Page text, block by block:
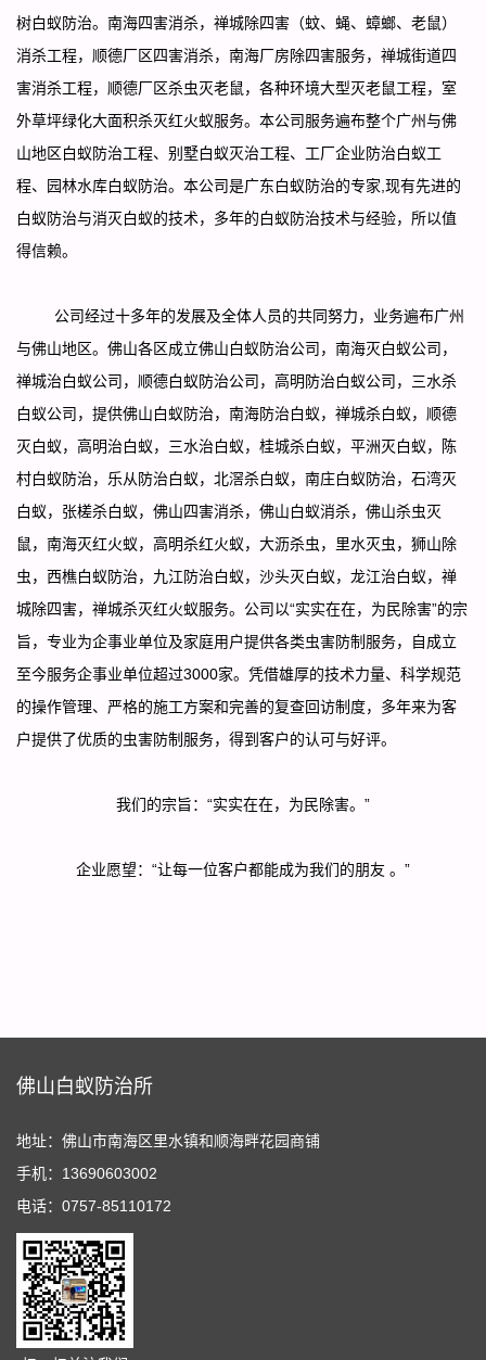
树白蚁防治。南海四害消杀，禅城除四害（蚊、蝇、蟑螂、老鼠）
消杀工程，顺德厂区四害消杀，南海厂房除四害服务，禅城街道四
害消杀工程，顺德厂区杀虫灭老鼠，各种环境大型灭老鼠工程，室
外草坪绿化大面积杀灭红火蚁服务。本公司服务遍布整个广州与佛
山地区白蚁防治工程、别墅白蚁灭治工程、工厂企业防治白蚁工
程、园林水库白蚁防治。本公司是广东白蚁防治的专家 ,现有先进的
白蚁防治与消灭白蚁的技术，多年的白蚁防治技术与经验，所以值
得信赖。
公司经过十多年的发展及全体人员的共同努力，业务遍布广州
与佛山地区。佛山各区成立佛山白蚁防治公司，南海灭白蚁公司，
禅城治白蚁公司，顺德白蚁防治公司，高明防治白蚁公司，三水杀
白蚁公司，提供佛山白蚁防治，南海防治白蚁，禅城杀白蚁，顺德
灭白蚁，高明治白蚁，三水治白蚁，桂城杀白蚁，平洲灭白蚁，陈
村白蚁防治，乐从防治白蚁，北滘杀白蚁，南庄白蚁防治，石湾灭
白蚁，张槎杀白蚁，佛山四害消杀，佛山白蚁消杀，佛山杀虫灭
鼠，南海灭红火蚁，高明杀红火蚁，大沥杀虫，里水灭虫，狮山除
虫，西樵白蚁防治，九江防治白蚁，沙头灭白蚁，龙江治白蚁， 禅
城除四害，禅城杀灭红火蚁服务。 公司以“实实在在，为民除害”的宗
旨，专业为企事业单位及家庭用户提供各类虫害防制服务，自成立
至今服务企事业单位超过3000家。凭借雄厚的技术力量、科学规范
的操作管理、严格的施工方案和完善的复查回访制度，多年来为客
户提供了优质的虫害防制服务，得到客户的认可与好评。
我们的宗旨： “实实在在，为民除害。”
企业愿望： “让每一位客户都能成为我们的朋友 。”
佛山白蚁防治所
地址：佛山市南海区里水镇和顺海畔花园商铺
手机：13690603002
电话：0757-85110172